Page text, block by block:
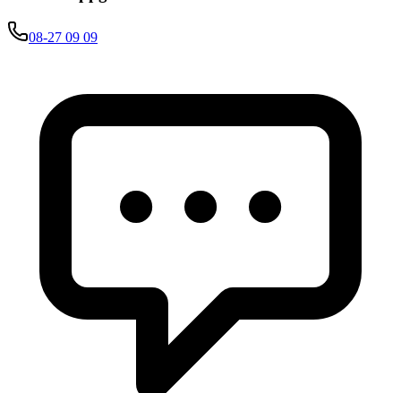
08-27 09 09